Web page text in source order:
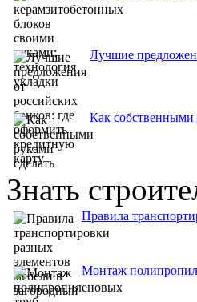
Лучшие
Как собственными
Знать
Правила
Монтаж